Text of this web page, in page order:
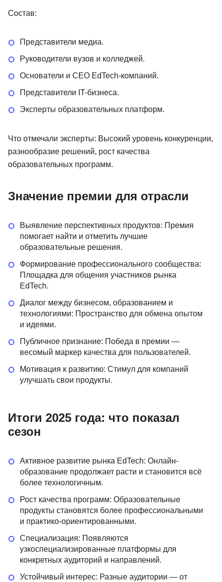
Состав:
Представители медиа.
Руководители вузов и колледжей.
Основатели и CEO EdTech-компаний.
Представители IT-бизнеса.
Эксперты образовательных платформ.
Что отмечали эксперты: Высокий уровень конкуренции,
разнообразие решений, рост качества
образовательных программ.
Значение премии для отрасли
Выявление перспективных продуктов: Премия
помогает найти и отметить лучшие
образовательные решения.
Формирование профессионального сообщества:
Площадка для общения участников рынка
EdTech.
Диалог между бизнесом, образованием и
технологиями: Пространство для обмена опытом
и идеями.
Публичное признание: Победа в премии —
весомый маркер качества для пользователей.
Мотивация к развитию: Стимул для компаний
улучшать свои продукты.
Итоги 2025 года: что показал
сезон
Активное развитие рынка EdTech: Онлайн-
образование продолжает расти и становится всё
более технологичным.
Рост качества программ: Образовательные
продукты становятся более профессиональными
и практико-ориентированными.
Специализация: Появляются
узкоспециализированные платформы для
конкретных аудиторий и направлений.
Устойчивый интерес: Разные аудитории — от